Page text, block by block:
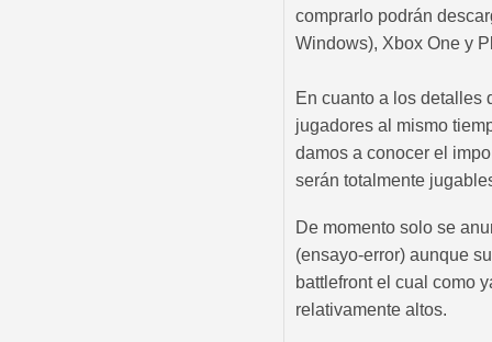
comprarlo podrán
Windows), Xbox One y
En cuanto a los detalles
jugadores al mismo
damos a conocer el
serán totalmente
De momento solo se
(ensayo-error) aunque
battlefront el cual como
relativamente altos.